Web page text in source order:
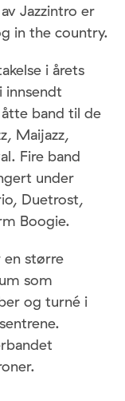
Jazzintro er
in the country.
i årets
innsendt
band til de
Maijazz,
Fire band
under
Duetrost,
Boogie.
en større
som
og turné i